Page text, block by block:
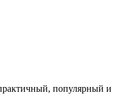
популярный и